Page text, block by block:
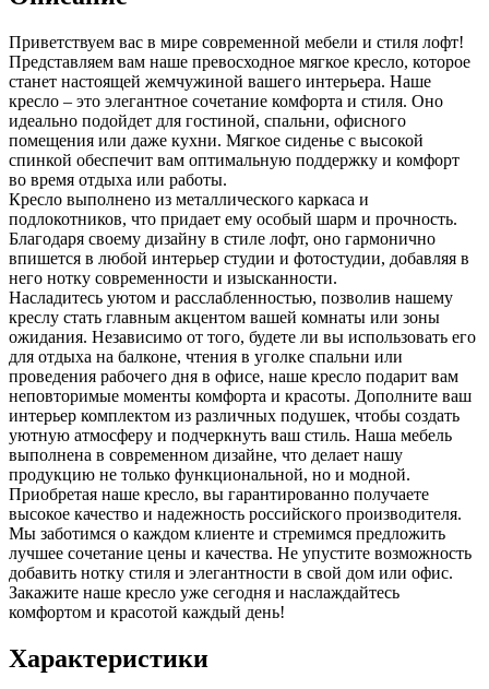
Приветствуем вас в мире современной мебели и стиля лофт!
Представляем вам наше превосходное мягкое кресло, которое
станет настоящей жемчужиной вашего интерьера. Наше
кресло – это элегантное сочетание комфорта и стиля. Оно
идеально подойдет для гостиной, спальни, офисного
помещения или даже кухни. Мягкое сиденье с высокой
спинкой обеспечит вам оптимальную поддержку и комфорт
во время отдыха или работы.
Кресло выполнено из металлического каркаса и
подлокотников, что придает ему особый шарм и прочность.
Благодаря своему дизайну в стиле лофт, оно гармонично
впишется в любой интерьер студии и фотостудии, добавляя в
него нотку современности и изысканности.
Насладитесь уютом и расслабленностью, позволив нашему
креслу стать главным акцентом вашей комнаты или зоны
ожидания. Независимо от того, будете ли вы использовать его
для отдыха на балконе, чтения в уголке спальни или
проведения рабочего дня в офисе, наше кресло подарит вам
неповторимые моменты комфорта и красоты. Дополните ваш
интерьер комплектом из различных подушек, чтобы создать
уютную атмосферу и подчеркнуть ваш стиль. Наша мебель
выполнена в современном дизайне, что делает нашу
продукцию не только функциональной, но и модной.
Приобретая наше кресло, вы гарантированно получаете
высокое качество и надежность российского производителя.
Мы заботимся о каждом клиенте и стремимся предложить
лучшее сочетание цены и качества. Не упустите возможность
добавить нотку стиля и элегантности в свой дом или офис.
Закажите наше кресло уже сегодня и наслаждайтесь
комфортом и красотой каждый день!
Характеристики